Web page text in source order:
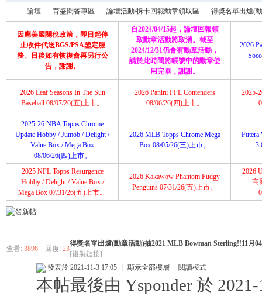
»
論壇
›
育盛問答專區
›
論壇活動/拆卡回報勳章領取區
›
得獎名單出爐(
因應美國關稅政策，即日起停
止收件代送BGS/PSA鑒定服
務。日後如有恢復會再另行公
告，謝謝。
自2024/04/15起，論壇回報領
取勳章活動將取消。截至
2024/12/31仍會有勳章活動，
請於此時間將帳號中的勳章使
用完畢，謝謝。
2026
2026 Leaf Seasons In The Sun
Baseball 08/07/26(五)上市。
2026 Panini PFL Contenders
08/06/26(四)上市。
2025-
2025-26 NBA Topps Chrome
Update Hobby / Jumob / Delight /
Value Box / Mega Box
08/06/26(四)上市。
2026 MLB Topps Chrome Mega
Box 08/05/26(三)上市。
Futera
3
2025 NFL Topps Resurgence
Hobby / Delight / Value Box /
Mega Box 07/31/26(五)上市。
2026 Kakawow Phantom Pudgy
Penguins 07/31/26(五)上市。
2026
高
查看: 3896 回復: 23
得獎名單出爐(勳章活動)抽2021 MLB Bowman Sterling!!11月
[複製鏈接]
發表於 2021-11-3 17:05 顯示全部樓層 閱讀模式
本帖最後由 Ysponder 於